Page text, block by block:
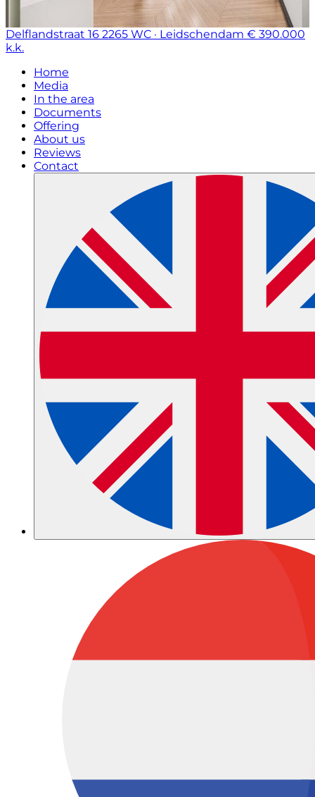
Delflandstraat 16 2265 WC · Leidschendam € 390.000
k.k.
Home
Media
In the area
Documents
Offering
About us
Reviews
Contact